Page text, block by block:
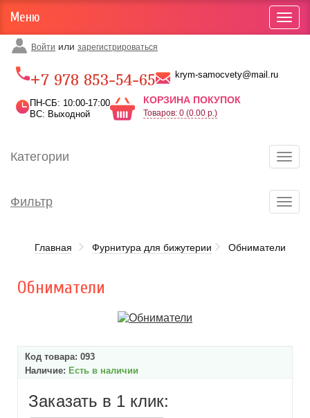
Войти или зарегистрироваться
+7 978 853-54-65 krym-samocvety@mail.ru
ПН-СБ: 10:00-17:00
ВС: Выходной
КОРЗИНА ПОКУПОК
Товаров: 0 (0.00 р.)
Меню
Категории
Фильтр
Главная Фурнитура для бижутерии Обниматели
Обниматели
Код товара: 093
Наличие: Есть в наличии
Заказать в 1 клик: